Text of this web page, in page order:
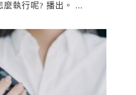
麼執行呢? 播出。 ...